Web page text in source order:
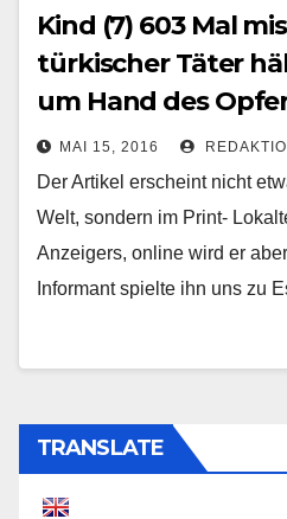
Kind (7) 603 Mal
türkischer Täter
um Hand des
MAI 15, 2016
Der Artikel erscheint nicht
Welt, sondern im Print-
Anzeigers, online wird er
Informant spielte ihn uns zu
TRANSLATE